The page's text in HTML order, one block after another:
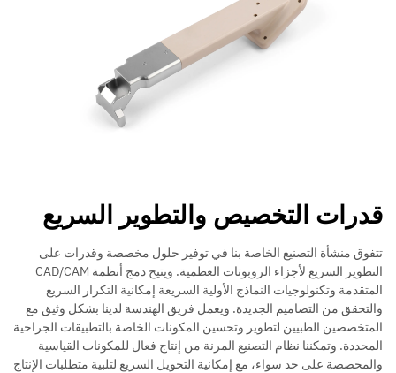
قدرات التخصيص والتطوير السريع
تتفوق منشأة التصنيع الخاصة بنا في توفير حلول مخصصة وقدرات على
التطوير السريع لأجزاء الروبوتات العظمية. ويتيح دمج أنظمة CAD/CAM
المتقدمة وتكنولوجيات النماذج الأولية السريعة إمكانية التكرار السريع
والتحقق من التصاميم الجديدة. ويعمل فريق الهندسة لدينا بشكل وثيق مع
المتخصصين الطبيين لتطوير وتحسين المكونات الخاصة بالتطبيقات الجراحية
المحددة. وتمكننا نظام التصنيع المرنة من إنتاج فعال للمكونات القياسية
والمخصصة على حد سواء، مع إمكانية التحويل السريع لتلبية متطلبات الإنتاج